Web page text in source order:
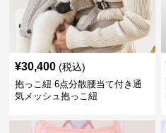
¥30,400 (税込)
抱っこ紐 6点分散腰当て付き通
気メッシュ抱っこ紐